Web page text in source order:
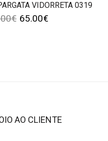
VIDORRETA 0319
€ 65.00€
AO CLIENTE